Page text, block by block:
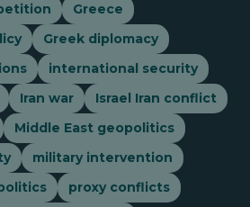
Greece
Greek diplomacy
international security
Iran war
Israel Iran conflict
Middle East geopolitics
military intervention
proxy conflicts